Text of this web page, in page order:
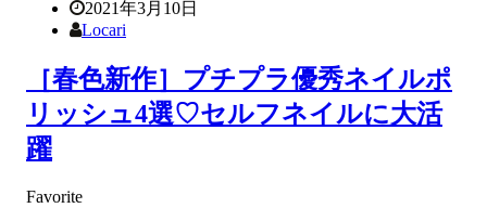
2021年3月10日
Locari
［春色新作］プチプラ優秀ネイルポ
リッシュ4選♡セルフネイルに大活
躍
Favorite